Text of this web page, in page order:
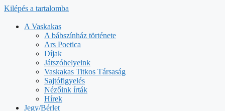
Kilépés a tartalomba
A Vaskakas
A bábszínház története
Ars Poetica
Díjak
Játszóhelyeink
Vaskakas Titkos Társaság
Sajtófigyelés
Nézőink írták
Hírek
Jegy/Bérlet